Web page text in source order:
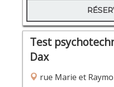
Test
Dax
rue Marie et